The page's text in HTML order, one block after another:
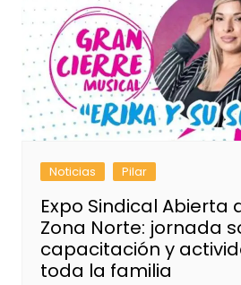
Noticias Pilar
Expo Sindical Abierta
Zona Norte: jornada
capacitación y
toda la familia